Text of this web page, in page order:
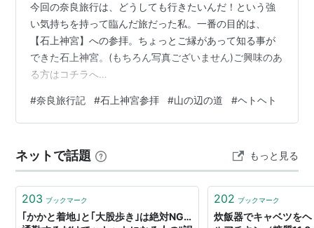
今回の奈良旅行は、どうしても行きたいんだ！という強
い気持ちを持って臨んだ旅だった私。一番の目的は、
【石上神宮】への参拝。ちょっとご縁があって知る事が
できた石上神宮。(もちろん写真ございません)ご興味のあ
る方はコチラへ
ara.isonokamijingu.official?igsh=OTV3NGRlbmNleHhy
鎌倉時代建立の拝殿は日本最古級の神社建築で国宝とな
財となっています。参拝と共にご祈祷を受けてきまし
た。国宝の七支刀や多くの神宝が伝わっ…
#奈良旅行記 #石上神宮参拝 #山の辺の道 #ヘトヘト
ネットで話題 もっと見る
203 ブックマーク
｢かかと着地｣と｢大股歩き｣は絶対NG…
202 ブックマーク
炊飯器でキャベツを